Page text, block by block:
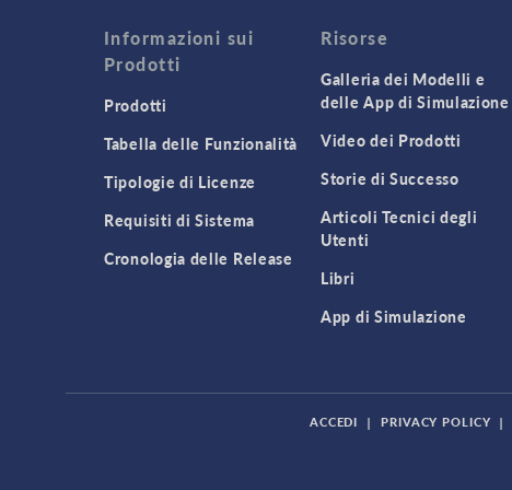
Informazioni sui
Prodotti
Prodotti
Tabella delle Funzionalità
Tipologie di Licenze
Requisiti di Sistema
Cronologia delle Release
Risorse
Galleria dei Modelli e
delle App di Simulazione
Video dei Prodotti
Storie di Successo
Articoli Tecnici degli
Utenti
Libri
App di Simulazione
ACCEDI | PRIVACY POLICY |